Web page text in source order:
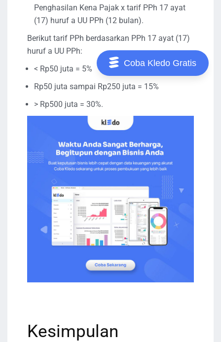
Penghasilan Kena Pajak x tarif PPh 17 ayat
(17) huruf a UU PPh (12 bulan).
Berikut tarif PPh berdasarkan PPh 17 ayat (17)
huruf a UU PPh:
< Rp50 juta = 5%
Rp50 juta sampai Rp250 juta = 15%
> Rp500 juta = 30%.
Kesimpulan
Coba Kledo Gratis